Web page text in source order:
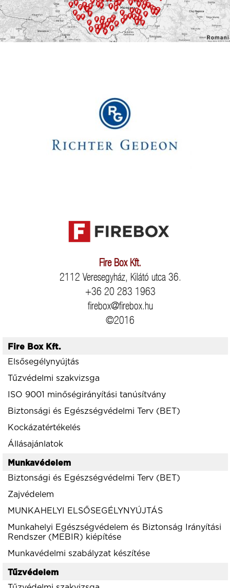
Fire Box Kft.
2112 Veresegyház, Kilátó utca 36.
+36 20 283 1963
firebox@firebox.hu
©2016
Fire Box Kft.
Elsősegélynyújtás
Tűzvédelmi szakvizsga
ISO 9001 minőségirányítási tanúsítvány
Biztonsági és Egészségvédelmi Terv (BET)
Kockázatértékelés
Állásajánlatok
Munkavédelem
Biztonsági és Egészségvédelmi Terv (BET)
Zajvédelem
MUNKAHELYI ELSŐSEGÉLYNYÚJTÁS
Munkahelyi Egészségvédelem és Biztonság Irányítási
Rendszer (MEBIR) kiépítése
Munkavédelmi szabályzat készítése
Tűzvédelem